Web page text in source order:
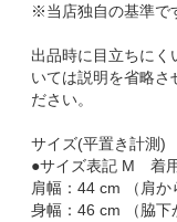
※当店独自の基準で
出品時に目立ちにく
いては説明を省略さ
ださい。
サイズ(平置き計測)
●サイズ表記 M 着
肩幅：44 cm （肩か
身幅：46 cm （脇下